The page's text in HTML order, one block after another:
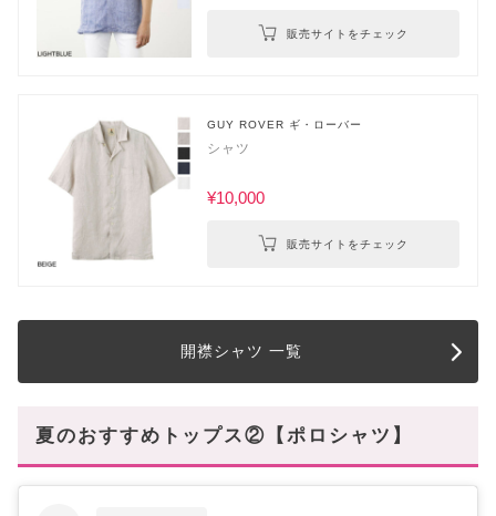
販売サイトをチェック
GUY ROVER ギ・ローバー
シャツ
¥10,000
販売サイトをチェック
開襟シャツ 一覧
夏のおすすめトップス②【ポロシャツ】